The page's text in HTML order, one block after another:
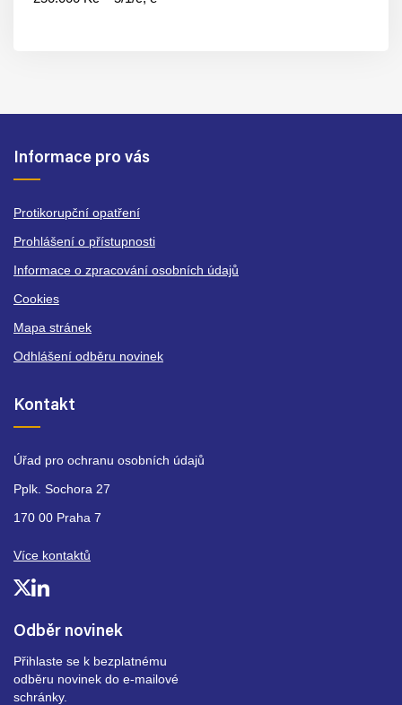
Odběr novinek
Přihlaste se k bezplatnému
odběru novinek do e-mailové
schránky.
Informace pro vás
Protikorupční opatření
Prohlášení o přístupnosti
Informace o zpracování osobních údajů
Cookies
Mapa stránek
Odhlášení odběru novinek
Kontakt
Úřad pro ochranu osobních údajů
Pplk. Sochora 27
170 00 Praha 7
Více kontaktů